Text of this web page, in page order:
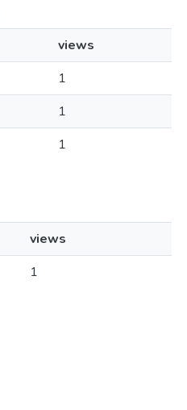
views
1
1
1
views
1